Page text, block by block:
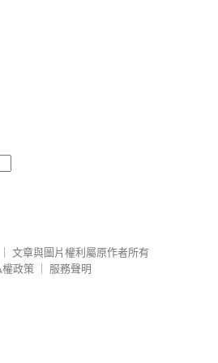
文章與圖片權利屬原作者所有
權政策
服務聲明